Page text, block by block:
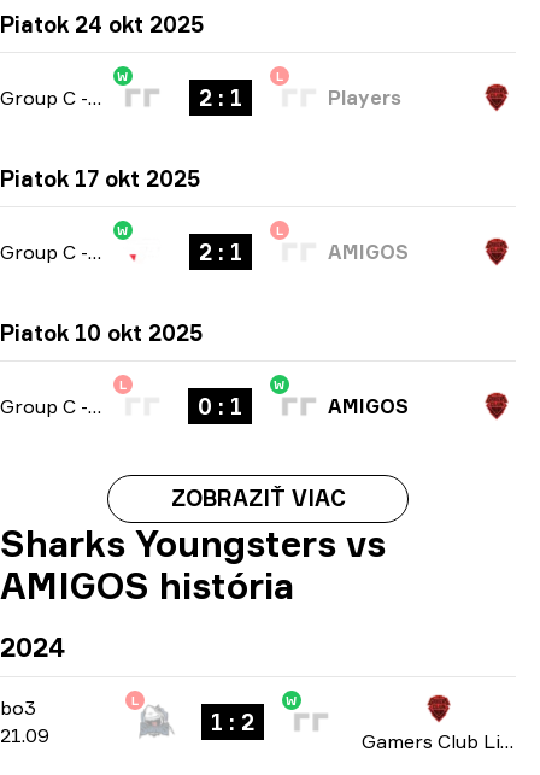
Piatok 24 okt 2025
Group C - bo3
W
2 : 1
L
Players
Piatok 17 okt 2025
Group C - bo3
W
2 : 1
L
AMIGOS
Piatok 10 okt 2025
Group C - bo1
L
0 : 1
W
AMIGOS
ZOBRAZIŤ VIAC
Sharks Youngsters vs
AMIGOS história
2024
bo3 -bo3
21.09
L
1 : 2
W
Gamers Club Liga Série A: September 2024